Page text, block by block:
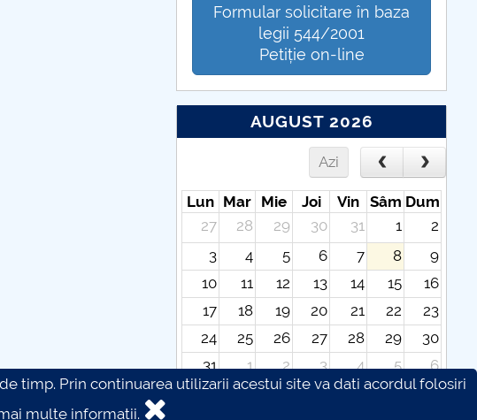
Formular solicitare în baza
legii 544/2001
Petiție on-line
AUGUST 2026
Azi
Lun Mar Mie Joi Vin Sâm Dum
27
28 29 30 31 1
2
3
4 5 6 7 8
9
10
11 12 13 14 15
16
17
18 19 20 21 22
23
24
25 26 27 28 29
30
31
1 2 3 4 5
6
timp. Prin continuarea utilizarii acestui site va dati acordul folosiri
multe informatii.